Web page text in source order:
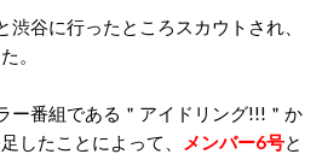
谷に行ったところスカウトされ、
。
ー番組である＂アイドリング!!!＂か
したことによって、
メンバー6号と